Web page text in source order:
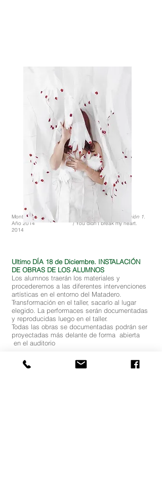
Montse Rodriguez Herrero.
Penélope pasa a la acción 1.
Año 2014 / You didn't break my heart.
2014
Ultimo DÍA 18 de Diciembre. INSTALACIÓN
DE OBRAS DE LOS ALUMNOS
Los alumnos traerán los materiales y
procederemos a las diferentes intervenciones
artísticas en el entorno del Matadero.
Transformación en el taller, sacarlo al lugar
elegido. La performaces serán documentadas
y reproducidas luego en el taller.
Todas las obras se documentadas podrán ser
proyectadas más delante de forma abierta
en el auditorio